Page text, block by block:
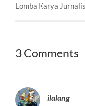
Lomba Karya
3 Comments
ilalang